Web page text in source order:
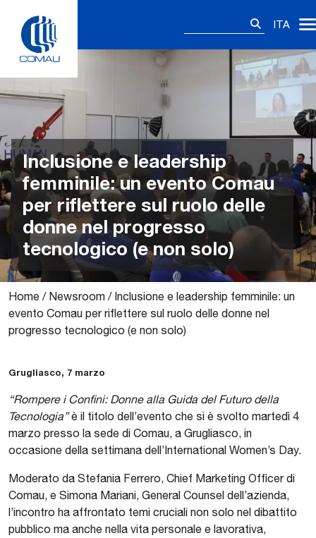
content
ITA
Inclusione e leadership
femminile: un evento Comau
per riflettere sul ruolo delle
donne nel progresso
tecnologico (e non solo)
Home / Newsroom / Inclusione e leadership femminile: un
evento Comau per riflettere sul ruolo delle donne nel
progresso tecnologico (e non solo)
Grugliasco, 7 marzo
“Rompere i Confini: Donne alla Guida del Futuro della
Tecnologia”è il titolo dell’evento che si è svolto martedì 4
marzo presso la sede di Comau, a Grugliasco, in
occasione della settimana dell’International Women’s Day.
Moderato da Stefania Ferrero, Chief Marketing Officer di
Comau, e Simona Mariani, General Counsel dell’azienda,
l’incontro ha affrontato temi cruciali non solo nel dibattito
pubblico ma anche nella vita personale e lavorativa,